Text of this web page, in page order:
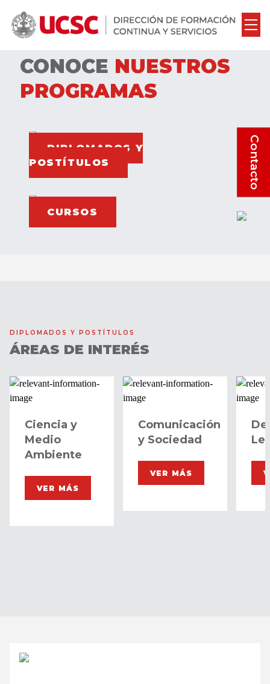
CONOCE NUESTROS
PROGRAMAS
DIPLOMADOS Y
POSTÍTULOS
CURSOS
DIPLOMADOS Y POSTÍTULOS
ÁREAS DE INTERÉS
Ciencia y
Medio
Ambiente
VER MÁS
Comunicación
y Sociedad
VER MÁS
Contacto